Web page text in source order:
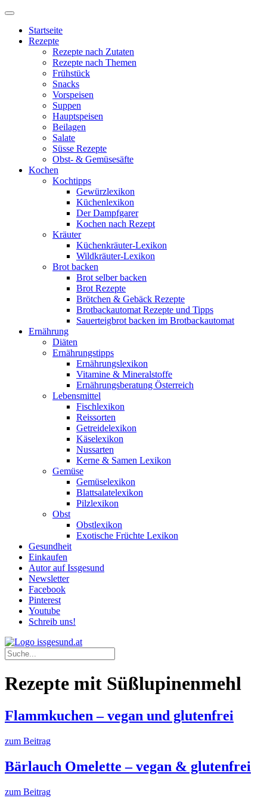
Startseite
Rezepte
Rezepte nach Zutaten
Rezepte nach Themen
Frühstück
Snacks
Vorspeisen
Suppen
Hauptspeisen
Beilagen
Salate
Süsse Rezepte
Obst- & Gemüsesäfte
Kochen
Kochtipps
Gewürzlexikon
Küchenlexikon
Der Dampfgarer
Kochen nach Rezept
Kräuter
Küchenkräuter-Lexikon
Wildkräuter-Lexikon
Brot backen
Brot selber backen
Brot Rezepte
Brötchen & Gebäck Rezepte
Brotbackautomat Rezepte und Tipps
Sauerteigbrot backen im Brotbackautomat
Ernährung
Diäten
Ernährungstipps
Ernährungslexikon
Vitamine & Mineralstoffe
Ernährungsberatung Österreich
Lebensmittel
Fischlexikon
Reissorten
Getreidelexikon
Käselexikon
Nussarten
Kerne & Samen Lexikon
Gemüse
Gemüselexikon
Blattsalatelexikon
Pilzlexikon
Obst
Obstlexikon
Exotische Früchte Lexikon
Gesundheit
Einkaufen
Autor auf Issgesund
Newsletter
Facebook
Pinterest
Youtube
Schreib uns!
Rezepte mit Süßlupinenmehl
Flammkuchen – vegan und glutenfrei
zum Beitrag
Bärlauch Omelette – vegan & glutenfrei
zum Beitrag